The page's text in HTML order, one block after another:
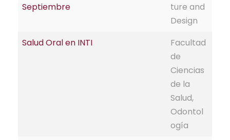
Septiembre
ture and
Design
Salud Oral en INTI
Facultad
de
Ciencias
de la
Salud,
Odontol
ogía